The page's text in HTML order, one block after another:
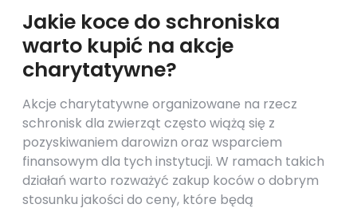
Jakie koce do schroniska
warto kupić na akcje
charytatywne?
Akcje charytatywne organizowane na rzecz
schronisk dla zwierząt często wiążą się z
pozyskiwaniem darowizn oraz wsparciem
finansowym dla tych instytucji. W ramach takich
działań warto rozważyć zakup koców o dobrym
stosunku jakości do ceny, które będą